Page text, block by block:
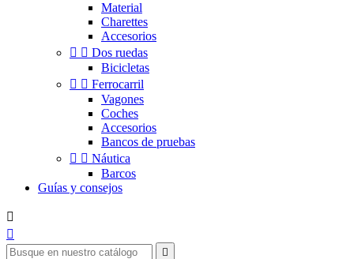
Material
Charettes
Accesorios
  Dos ruedas
Bicicletas
  Ferrocarril
Vagones
Coches
Accesorios
Bancos de pruebas
  Náutica
Barcos
Guías y consejos


